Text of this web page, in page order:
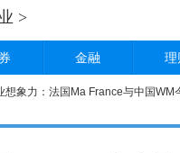
>
金融
想象力：法国Ma France与中国WM